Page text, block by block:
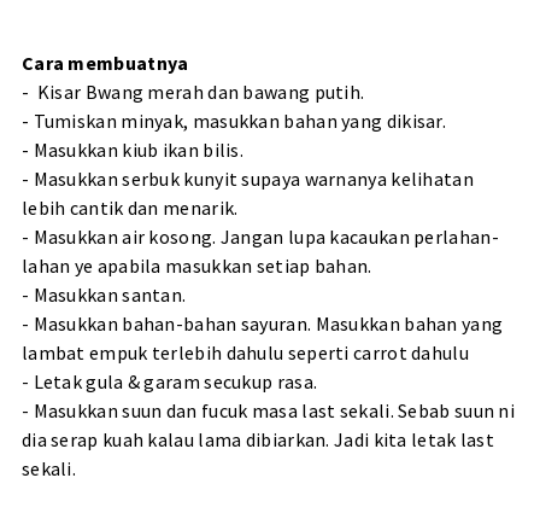
Cara membuatnya
- Kisar Bwang merah dan bawang putih.
- Tumiskan minyak, masukkan bahan yang dikisar.
- Masukkan kiub ikan bilis.
- Masukkan serbuk kunyit supaya warnanya kelihatan
lebih cantik dan menarik.
- Masukkan air kosong. Jangan lupa kacaukan perlahan-
lahan ye apabila masukkan setiap bahan.
- Masukkan santan.
- Masukkan bahan-bahan sayuran. Masukkan bahan yang
lambat empuk terlebih dahulu seperti carrot dahulu
- Letak gula & garam secukup rasa.
- Masukkan suun dan fucuk masa last sekali. Sebab suun ni
dia serap kuah kalau lama dibiarkan. Jadi kita letak last
sekali.